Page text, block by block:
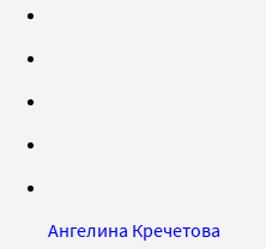
Ангелина Кречетова